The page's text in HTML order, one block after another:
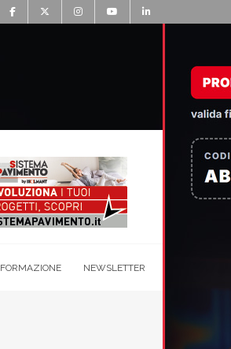
FORMAZIONE NEWSLETTER